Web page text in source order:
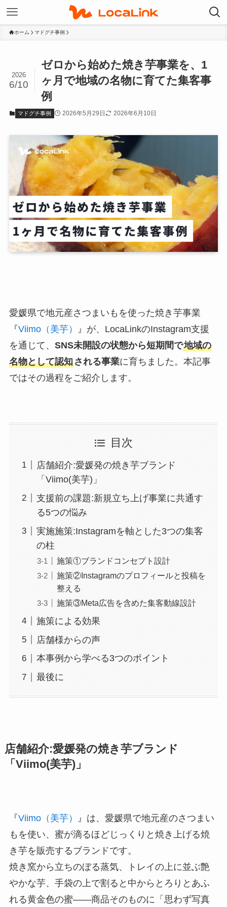
ホーム マドグチ事例
ゼロから始めた焼き芋事業を、1
ヶ月で地域の名物に育てた集客事
例
2026
6/10
マドグチ事例 2026年5月29日 2026年6月10日
愛媛県で地元産さつまいもを使った焼き芋事業
『Viimo（美芋）
』が、LocaLinkのInstagram支援
を通じて、 SNS未開設の状態から短期間で地域の
名物として認知される事業に育ちました。本記事
ではその過程をご紹介します。
目次
店舗紹介:愛媛発の焼き芋ブランド
「Viimo(美芋)」
支援前の課題:新規立ち上げ事業に共通す
る5つの悩み
実施施策:Instagramを軸とした3つの集客
の柱
施策①ブランドコンセプト設計
施策②Instagramのプロフィールと投稿を
整える
施策③Meta広告を含めた集客動線設計
施策による効果
店舗様からの声
本事例から学べる3つのポイント
最後に
店舗紹介:愛媛発の焼き芋ブランド
「Viimo(美芋)」
『Viimo（美芋）
』は、愛媛県で地元産のさつまい
もを使い、蜜が滴るほどじっくりと焼き上げる焼
き芋を販売するブランドです。
焼き窯から立ちのぼる蒸気、トレイの上に並ぶ艶
やかな芋、手袋の上で割ると中からとろりとあふ
れる黄金色の蜜――商品そのものに「思わず写真